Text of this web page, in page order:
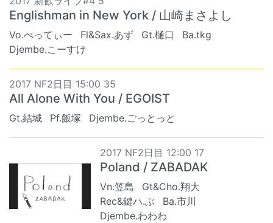
Englishman in New York / 山崎まさよし
Vo.べってぃー Fl&Sax.あず Gt.樋口
Ba.tkg
Djembe.こーすけ
2017 NF2日目 15:00 35
All Alone With You / EGOIST
Gt.結城 Pf.飯塚 Djembe.ごっとっと
2017 NF2日目 12:00 17
Poland / ZABADAK
Vn.笠島
Gt&Cho.翔大
Rec&鍵ハ.ぶ
Ba.市川
Djembe.わわわ